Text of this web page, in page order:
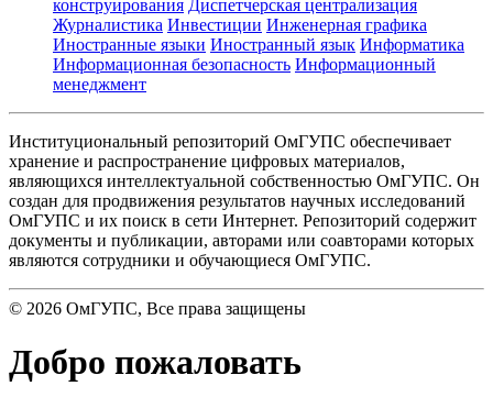
конструирования Диспетчерская централизация
Журналистика Инвестиции Инженерная графика
Иностранные языки Иностранный язык Информатика
Информационная безопасность Информационный
менеджмент
Институциональный репозиторий ОмГУПС обеспечивает
хранение и распространение цифровых материалов,
являющихся интеллектуальной собственностью ОмГУПС. Он
создан для продвижения результатов научных исследований
ОмГУПС и их поиск в сети Интернет. Репозиторий содержит
документы и публикации, авторами или соавторами которых
являются сотрудники и обучающиеся ОмГУПС.
© 2026 ОмГУПС, Все права защищены
Добро пожаловать